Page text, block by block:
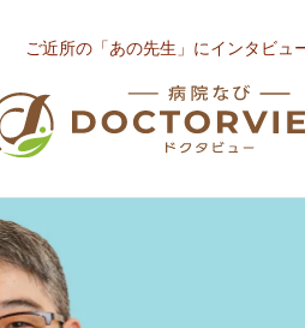
ご近所の「あの先生」にインタビュ